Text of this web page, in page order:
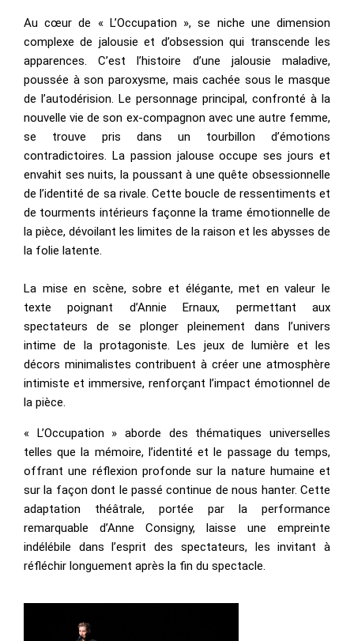
Au cœur de « L’Occupation », se niche une dimension
complexe de jalousie et d’obsession qui transcende les
apparences. C’est l’histoire d’une jalousie maladive,
poussée à son paroxysme, mais cachée sous le masque
de l’autodérision. Le personnage principal, confronté à la
nouvelle vie de son ex-compagnon avec une autre femme,
se trouve pris dans un tourbillon d’émotions
contradictoires. La passion jalouse occupe ses jours et
envahit ses nuits, la poussant à une quête obsessionnelle
de l’identité de sa rivale. Cette boucle de ressentiments et
de tourments intérieurs façonne la trame émotionnelle de
la pièce, dévoilant les limites de la raison et les abysses de
la folie latente.
La mise en scène, sobre et élégante, met en valeur le
texte poignant d’Annie Ernaux, permettant aux
spectateurs de se plonger pleinement dans l’univers
intime de la protagoniste. Les jeux de lumière et les
décors minimalistes contribuent à créer une atmosphère
intimiste et immersive, renforçant l’impact émotionnel de
la pièce.
« L’Occupation » aborde des thématiques universelles
telles que la mémoire, l’identité et le passage du temps,
offrant une réflexion profonde sur la nature humaine et
sur la façon dont le passé continue de nous hanter. Cette
adaptation théâtrale, portée par la performance
remarquable d’Anne Consigny, laisse une empreinte
indélébile dans l’esprit des spectateurs, les invitant à
réfléchir longuement après la fin du spectacle.